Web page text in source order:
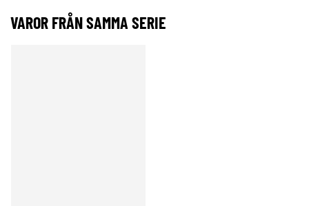
VAROR FRÅN SAMMA SERIE